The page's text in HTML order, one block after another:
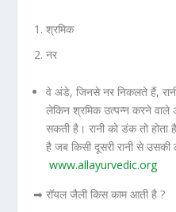
श्रमिक
नर
वे अंडे, जिनसे नर निकलते हैं, रानी
लेकिन श्रमिक उत्पन्न करने वाले
सकती है। रानी को डंक तो
है जब किसी दूसरी रानी से उसकी
www.allayurvedic.org
➡ रॉयल जैली किस काम आती है ?